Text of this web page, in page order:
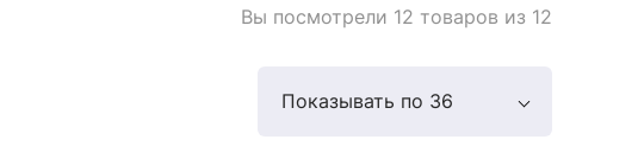
Вы посмотрели 12 товаров из 12
Показывать по 36